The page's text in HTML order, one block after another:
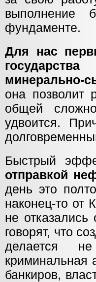
выполнение
фундаменте.
Для нас
минерально-
она позволит
общей
удвоится.
Быстрый
отправкой
день это
наконец-то от
не
говорят, что
делается
криминальная
банкиров,